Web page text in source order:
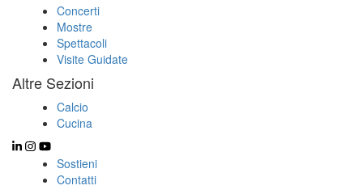
Concerti
Mostre
Spettacoli
Visite Guidate
Altre Sezioni
Calcio
Cucina
Sostieni
Contatti